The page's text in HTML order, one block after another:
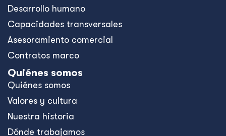
Desarrollo humano
Capacidades transversales
Asesoramiento comercial
Contratos marco
Quiénes somos
Quiénes somos
Valores y cultura
Nuestra historia
Dónde trabajamos